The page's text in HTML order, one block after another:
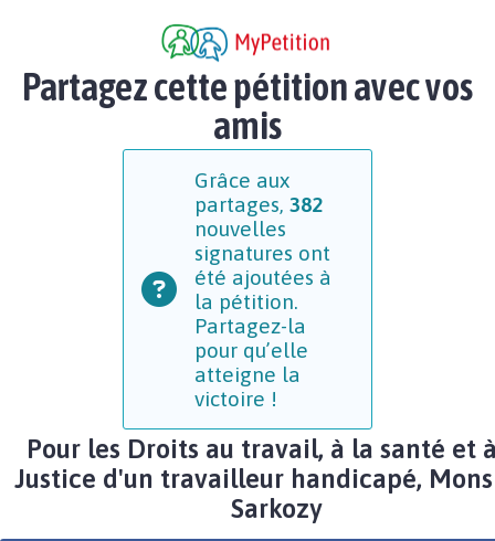
Partagez cette pétition avec vos
amis
Grâce aux
partages, 382
nouvelles
signatures ont
été ajoutées à
la pétition.
Partagez-la
pour qu’elle
atteigne la
victoire !
Pour les Droits au travail, à la santé et
Justice d'un travailleur handicapé,
Sarkozy